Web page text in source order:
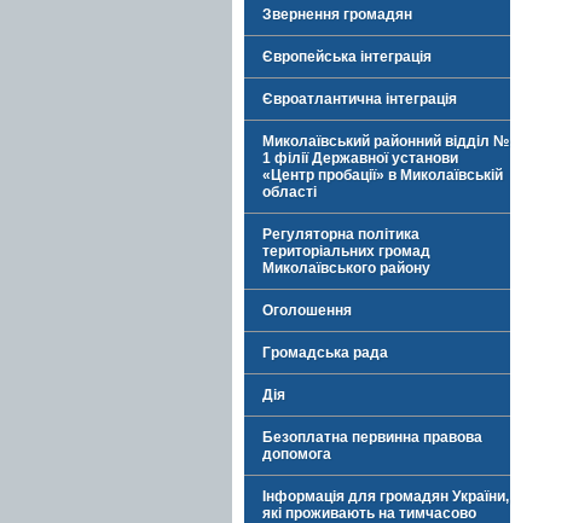
Звернення громадян
Європейська інтеграція
Євроатлантична інтеграція
Миколаївський районний відділ №
1 філії Державної установи
«Центр пробації» в Миколаївській
області
Регуляторна політика
територіальних громад
Миколаївського району
Оголошення
Громадська рада
Дія
Безоплатна первинна правова
допомога
Інформація для громадян України,
які проживають на тимчасово